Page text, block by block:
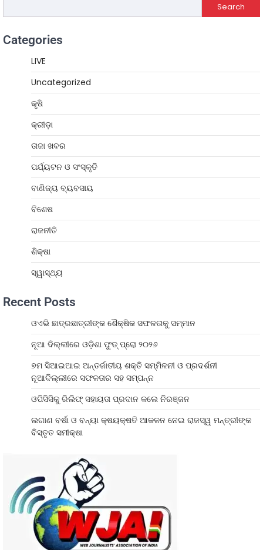
Search
Categories
LIVE
Uncategorized
କୃଷି
କ୍ରୀଡ଼ା
ତାଜା ଖବର
ପର୍ଯ୍ୟଟନ ଓ ସଂସ୍କୃତି
ବାଣିଜ୍ୟ ବ୍ୟବସାୟ
ବିଶେଷ
ରାଜନୀତି
ଶିକ୍ଷା
ସ୍ୱାସ୍ଥ୍ୟ
Recent Posts
ଓଏଭି ଛାତ୍ରଛାତ୍ରୀଙ୍କ ଶୈକ୍ଷିକ ସଫଳତାକୁ ସମ୍ମାନ
ନୂଆ ଦିଲ୍ଲୀରେ ଓଡ଼ିଶା ଫୁଡ୍ ପ୍ରୋ ୨୦୨୬
୭ମ ସିଆଇଆଇ ଅନ୍ତର୍ଜାତୀୟ ଶକ୍ତି ସମ୍ମିଳନୀ ଓ ପ୍ରଦର୍ଶନୀ
ନୂଆଦିଲ୍ଲୀରେ ସଫଳତାର ସହ ସମ୍ପନ୍ନ
ଓପିସିସିକୁ ରିଲିଫ୍ ସହାୟତା ପ୍ରଦାନ କଲେ ନିରଞ୍ଜନ
ଲଗାଣ ବର୍ଷା ଓ ବନ୍ୟା କ୍ଷୟକ୍ଷତି ଆକଳନ ନେଇ ରାଜସ୍ୱ ମନ୍ତ୍ରୀଙ୍କ
ବିସ୍ତୃତ ସମୀକ୍ଷା